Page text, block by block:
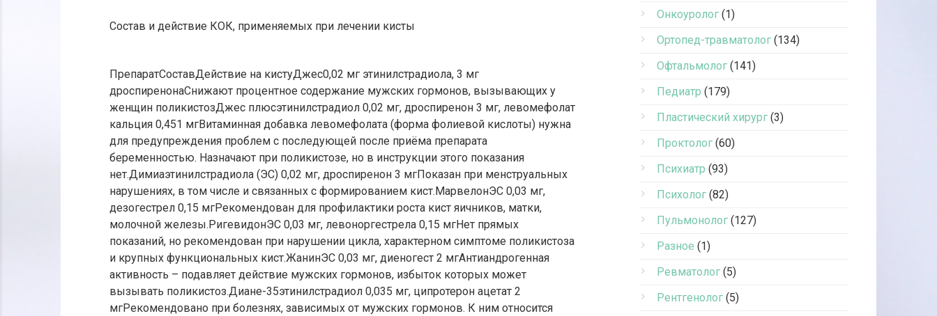
Состав и действие КОК, применяемых при лечении кисты
ПрепаратСоставДействие на кистуДжес0,02 мг этинилстрадиола, 3 мг
дроспиренонаСнижают процентное содержание мужских гормонов, вызывающих у
женщин поликистозДжес плюсэтинилстрадиол 0,02 мг, дроспиренон 3 мг, левомефолат
кальция 0,451 мгВитаминная добавка левомефолата (форма фолиевой кислоты) нужна
для предупреждения проблем с последующей после приёма препарата
беременностью. Назначают при поликистозе, но в инструкции этого показания
нет.Димиаэтинилстрадиола (ЭС) 0,02 мг, дроспиренон 3 мгПоказан при менструальных
нарушениях, в том числе и связанных с формированием кист.МарвелонЭС 0,03 мг,
дезогестрел 0,15 мгРекомендован для профилактики роста кист яичников, матки,
молочной железы.РигевидонЭС 0,03 мг, левоноргестрела 0,15 мгНет прямых
показаний, но рекомендован при нарушении цикла, характерном симптоме поликистоза
и крупных функциональных кист.ЖанинЭС 0,03 мг, диеногест 2 мгАнтиандрогенная
активность – подавляет действие мужских гормонов, избыток которых может
вызывать поликистоз.Диане-35этинилстрадиол 0,035 мг, ципротерон ацетат 2
мгРекомендовано при болезнях, зависимых от мужских гормонов. К ним относится
Онкоуролог (1)
Ортопед-травматолог (134)
Офтальмолог (141)
Педиатр (179)
Пластический хирург (3)
Проктолог (60)
Психиатр (93)
Психолог (82)
Пульмонолог (127)
Разное (1)
Ревматолог (5)
Рентгенолог (5)